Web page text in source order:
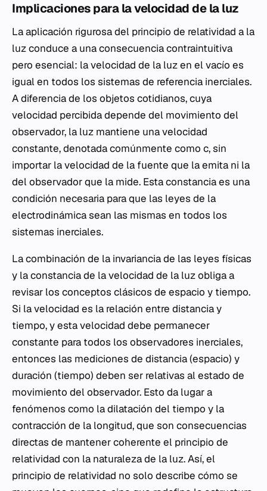
Implicaciones para la velocidad de la luz
La aplicación rigurosa del principio de relatividad a la
luz conduce a una consecuencia contraintuitiva
pero esencial: la velocidad de la luz en el vacío es
igual en todos los sistemas de referencia inerciales.
A diferencia de los objetos cotidianos, cuya
velocidad percibida depende del movimiento del
observador, la luz mantiene una velocidad
constante, denotada comúnmente como c, sin
importar la velocidad de la fuente que la emita ni la
del observador que la mide. Esta constancia es una
condición necesaria para que las leyes de la
electrodinámica sean las mismas en todos los
sistemas inerciales.
La combinación de la invariancia de las leyes físicas
y la constancia de la velocidad de la luz obliga a
revisar los conceptos clásicos de espacio y tiempo.
Si la velocidad es la relación entre distancia y
tiempo, y esta velocidad debe permanecer
constante para todos los observadores inerciales,
entonces las mediciones de distancia (espacio) y
duración (tiempo) deben ser relativas al estado de
movimiento del observador. Esto da lugar a
fenómenos como la dilatación del tiempo y la
contracción de la longitud, que son consecuencias
directas de mantener coherente el principio de
relatividad con la naturaleza de la luz. Así, el
principio de relatividad no solo describe cómo se